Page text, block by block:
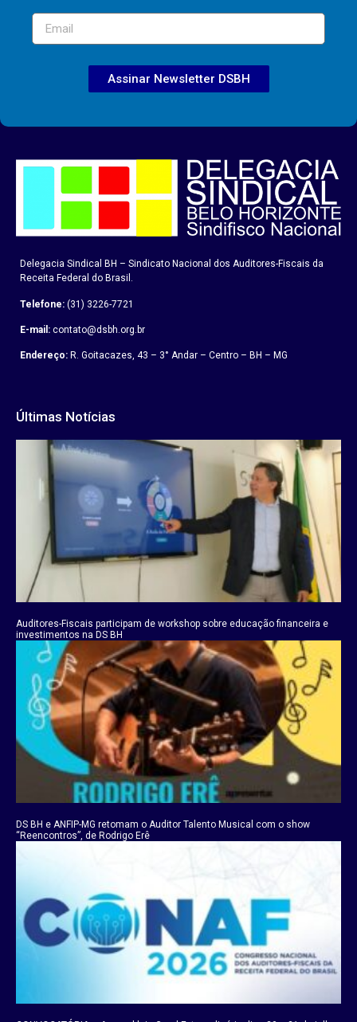
Assinar Newsletter DSBH
Delegacia Sindical BH – Sindicato Nacional dos Auditores-Fiscais da
Receita Federal do Brasil.
Telefone: (31) 3226-7721
E-mail: contato@dsbh.org.br
Endereço: R. Goitacazes, 43 – 3° Andar – Centro – BH – MG
Últimas Notícias
Auditores-Fiscais participam de workshop sobre educação financeira e
investimentos na DS BH
DS BH e ANFIP-MG retomam o Auditor Talento Musical com o show
“Reencontros”, de Rodrigo Erê